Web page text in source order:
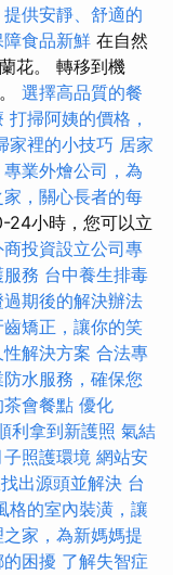
供安靜、舒適的
食品新鮮 在自然
花。 轉移到機
選擇高品質的餐
打掃阿姨的價格，
家裡的小技巧 居家
專業外燴公司，為
，關心長者的每
24小時，您可以立
商投資設立公司專
務 台中養生排毒
過期後的解決辦法
齒矯正，讓你的笑
解決方案 合法專
水服務，確保您
會餐點 優化
利拿到新護照 氣結
照護環境 網站安
出源頭並解決 台
格的室內裝潢，讓
家，為新媽媽提
困擾 了解失智症